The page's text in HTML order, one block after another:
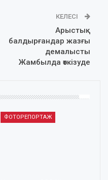
КЕЛЕСІ
Арыстық
балдырғандар жазғы
демалысты
Жамбылда өткізуде
ФОТОРЕПОРТАЖ